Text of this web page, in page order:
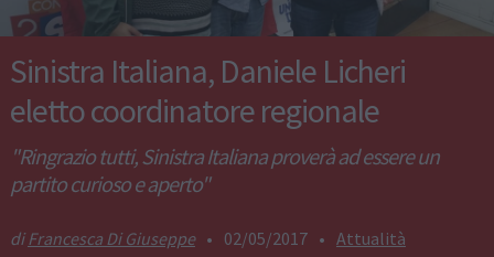
Sinistra Italiana, Daniele Licheri
eletto coordinatore regionale
"Ringrazio tutti, Sinistra Italiana proverà ad essere un
partito curioso e aperto"
Francesca Di Giuseppe • 02/05/2017 • Attualità